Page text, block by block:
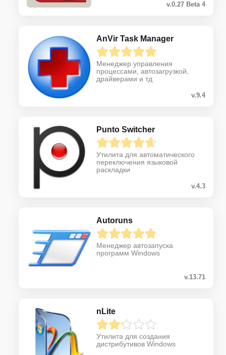
v.0.27 Beta 4
AnVir Task Manager
Менеджер управления
процессами, автозагрузкой,
драйверами и тд
v.9.4
Punto Switcher
Утилита для автоматического
переключения языковой
раскладки
v.4.3
Autoruns
Менеджер автозапуска
программ Windows
v.13.71
nLite
Утилита для создания
дистрибутивов Windows